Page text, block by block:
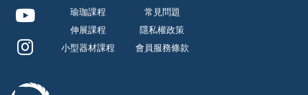
瑜珈課程
伸展課程
小型器材課程
常見問題
隱私權政策
會員服務條款